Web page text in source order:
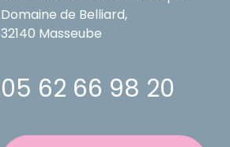
Domaine de Belliard,
32140 Masseube
05 62 66 98 20